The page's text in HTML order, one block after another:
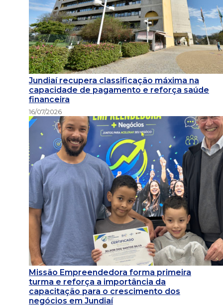
Jundiaí recupera classificação máxima na
capacidade de pagamento e reforça saúde
financeira
16/07/2026
Missão Empreendedora forma primeira
turma e reforça a importância da
capacitação para o crescimento dos
negócios em Jundiaí